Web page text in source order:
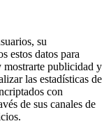
su
estos datos para
mostrarte publicidad y
las estadísticas de
con
de sus canales de